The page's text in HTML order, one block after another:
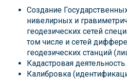
Создание
нивелирных и
геодезических сетей
том числе и сетей
геодезических станций
Кадастровая деятельность.
Калибровка